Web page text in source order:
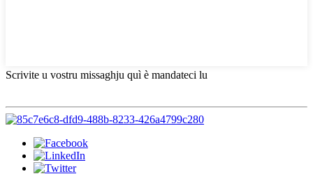
Scrivite u vostru missaghju quì è mandateci lu